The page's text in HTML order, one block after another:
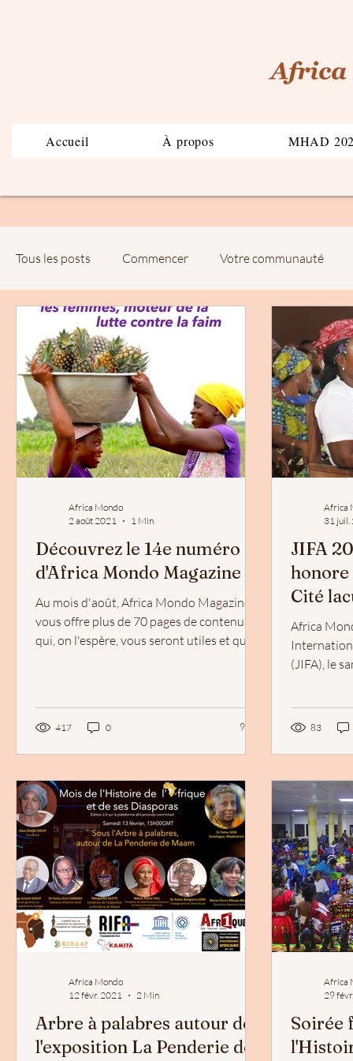
Accueil À propos MHAD
Tous les posts Commencer Votre communauté
Africa Mondo
2 août 2021
1 Min
Découvrez le 14e numéro
d'Africa Mondo Magazine
Au mois d'août, Africa Mondo Magazine
vous offre plus de 70 pages de contenus
qui, on l'espère, vous seront utiles et que
417 0 9 j'aime. Vous n'aimez plus
9
Africa
31 juil.
JIFA
honore
Cité
Ganvié
Africa
(JIFA), le
83
Africa Mondo
12 févr. 2021
2 Min
Arbre à palabres autour de
l'exposition La Penderie de
Africa
29
Soirée